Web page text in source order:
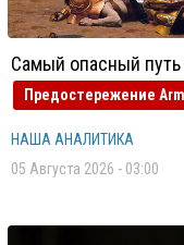
Самый опасный
Предостережение
НАША АНАЛИТИКА
05 Августа 2026 - 03:00